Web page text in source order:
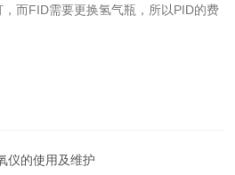
而FID需要更换氢气瓶，所以PID的费
仪的使用及维护